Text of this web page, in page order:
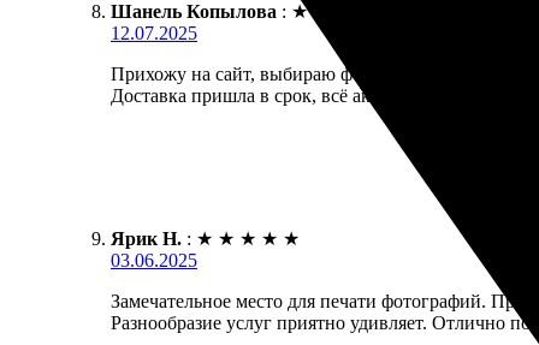
Шанель Копылова : ★
12.07.2025
Прихожу на сайт, выбираю фотографии, которые
Доставка пришла в срок, всё аккуратно
Ярик Н. : ★ ★ ★ ★ ★
03.06.2025
Замечательное место для печати фотографий.
Разнообразие услуг приятно удивляет. Отлично